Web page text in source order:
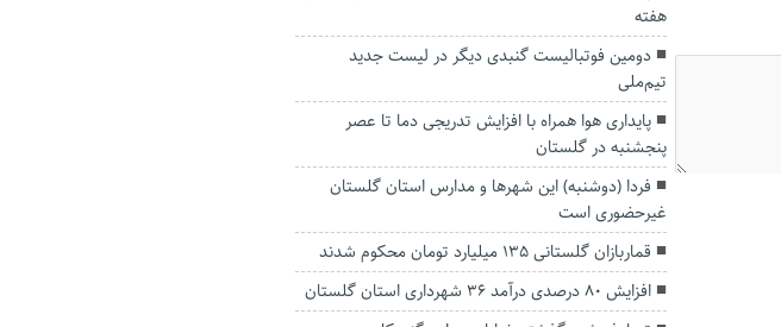
هفته
دومین فوتبالیست گنبدی دیگر در لیست جدید
تیم‌ملی
پایداری هوا همراه با افزایش تدریجی دما تا عصر
پنجشنبه در گلستان
فردا (دوشنبه) این شهرها و مدارس استان گلستان
غیرحضوری است
قماربازان گلستانی ۱۳۵ میلیارد تومان محکوم شدند
افزایش ۸۰ درصدی درآمد ۳۶ شهرداری استان گلستان